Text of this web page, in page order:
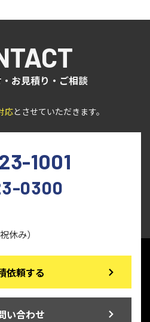
お見積り・ご相談
応とさせていただきます。
1001
0300
休み）
依頼する
い合わせ